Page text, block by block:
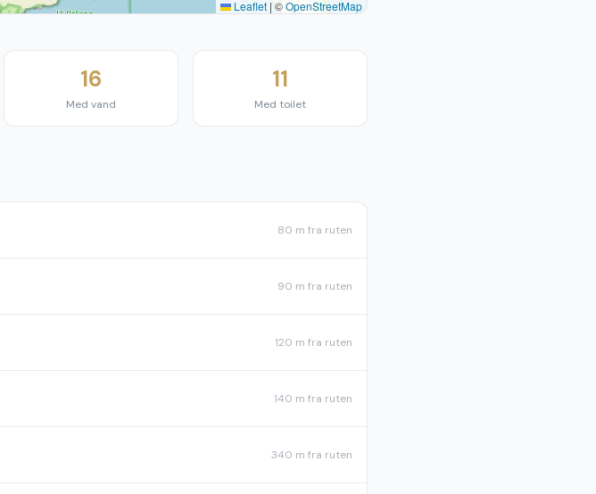
Leaflet | ©OpenStreetMap
16
Med vand
11
Med toilet
80 m fra ruten
90 m fra ruten
120 m fra ruten
140 m fra ruten
340 m fra ruten